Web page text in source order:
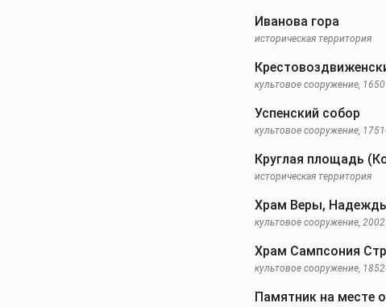
Иванова гора
историческая территория
культовое сооружение, 1650
Успенский собор
культовое сооружение,
Круглая площадь
историческая территория
Храм Веры,
культовое сооружение, 2002
Храм Сампсония
культовое сооружение,
Памятник на месте